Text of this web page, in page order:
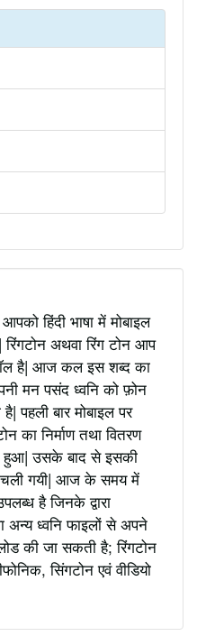
हिंदी भाषा में मोबाइल
अथवा रिंग टोन आप
है| आज कल इस शब्द का
मन पसंद ध्वनि को फ़ोन
पहली बार मोबाइल पर
का निर्माण तथा वितरण
उसके बाद से इसकी
चली गयी| आज के समय में
है जिनके द्वारा
अन्य ध्वनि फाइलों से अपने
की जा सकती है; रिंगटोन
सिंगटोन एवं वीडियो